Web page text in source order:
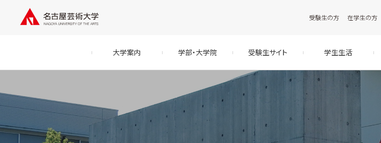
受験生の方 在学生の方
大学案内 学部・大学院 受験生サイト 学生生活